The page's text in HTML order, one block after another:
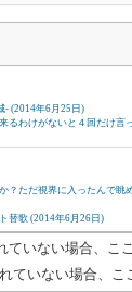
- (2014年6月25日)
るわけがないと４回だけ言
？ただ視界に入ったんで眺
替歌 (2014年6月26日)
ていない場合、こ
ていない場合、こ